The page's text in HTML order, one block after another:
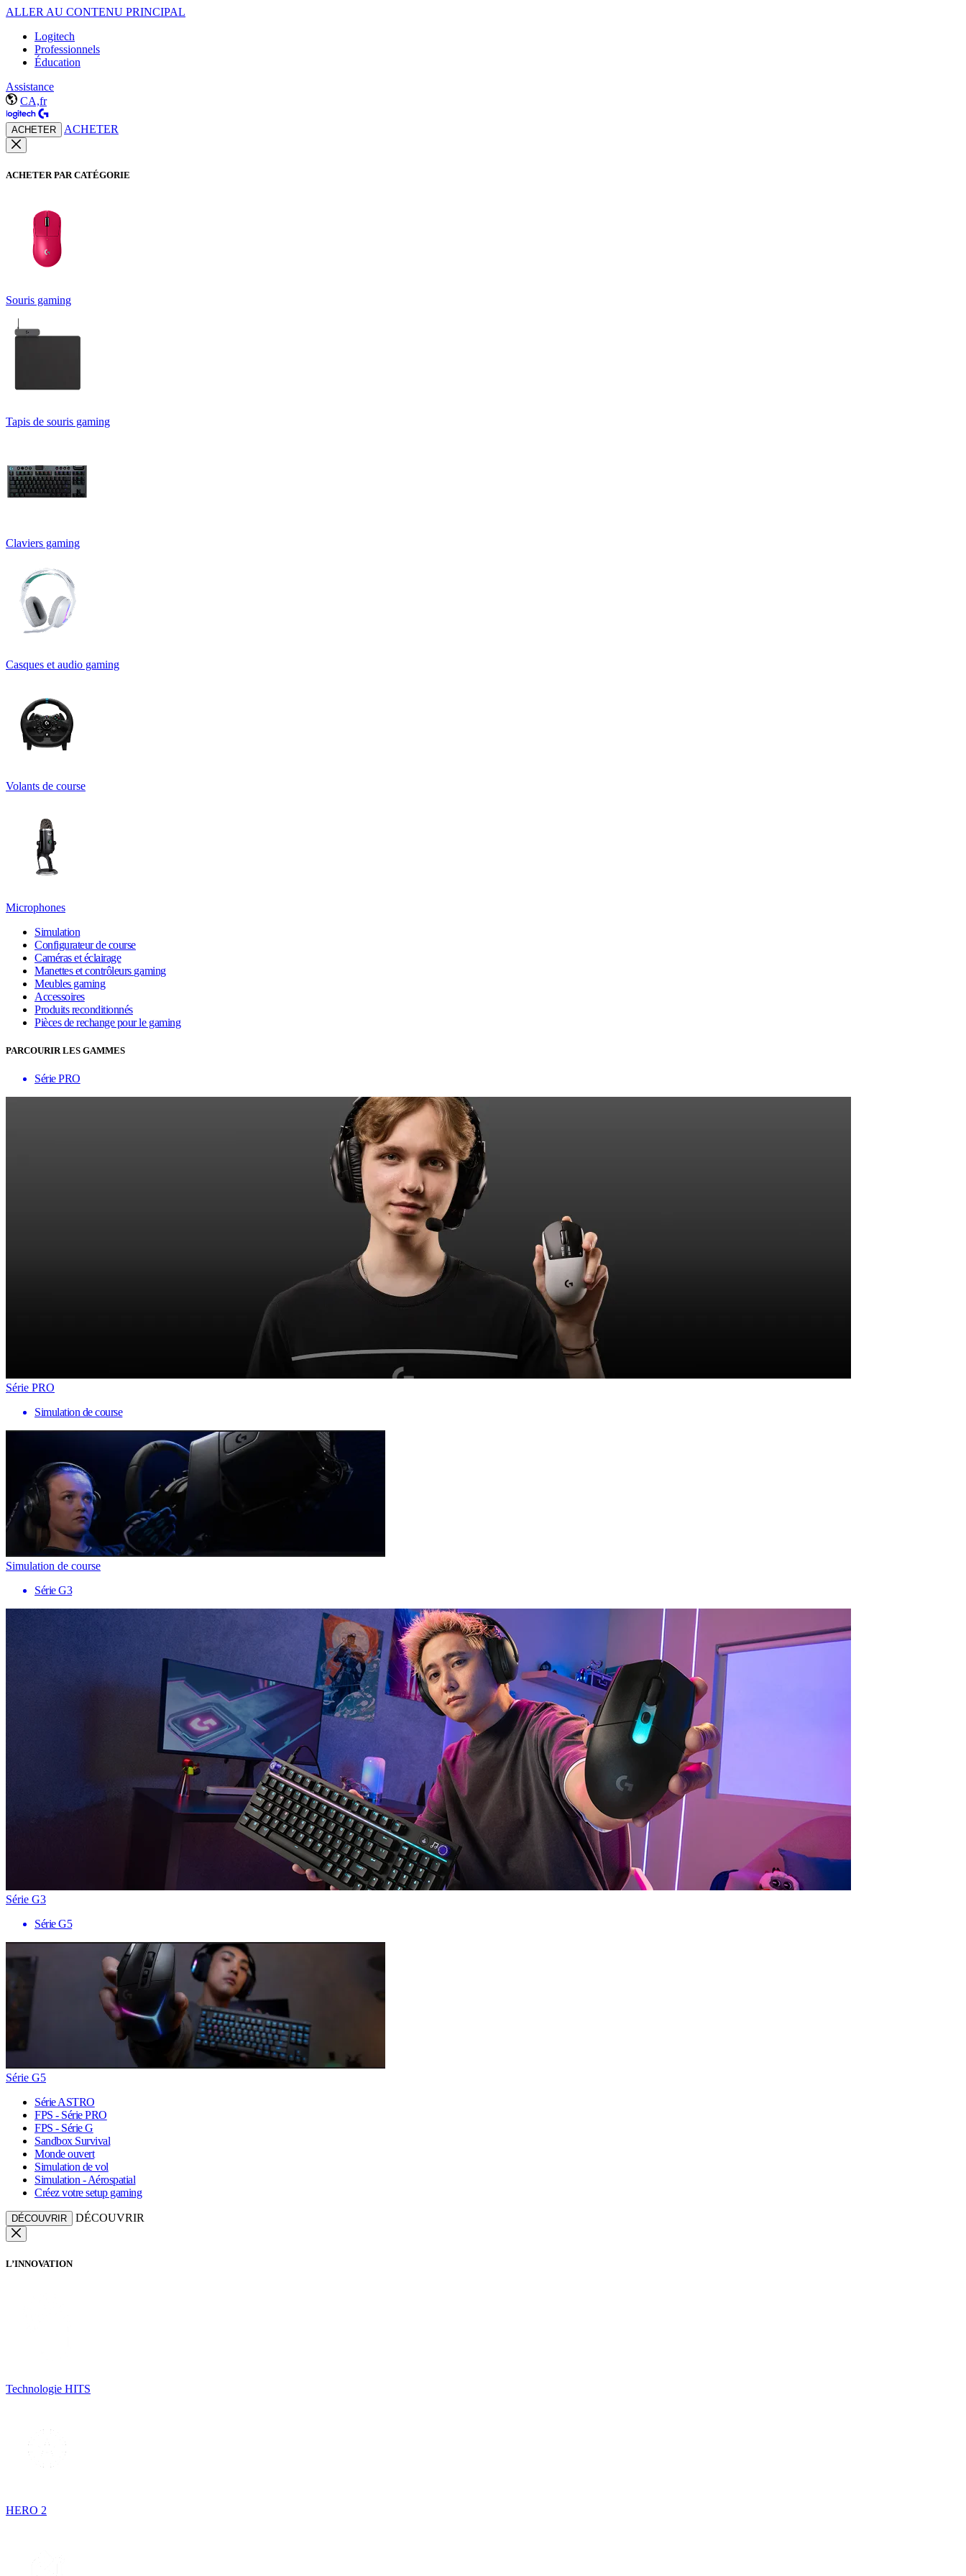
ALLER AU CONTENU PRINCIPAL
Logitech
Professionnels
Éducation
Assistance
CA,fr
ACHETER ACHETER
ACHETER PAR CATÉGORIE
Souris gaming
Tapis de souris gaming
Claviers gaming
Casques et audio gaming
Volants de course
Microphones
Simulation
Configurateur de course
Caméras et éclairage
Manettes et contrôleurs gaming
Meubles gaming
Accessoires
Produits reconditionnés
Pièces de rechange pour le gaming
PARCOURIR LES GAMMES
Série PRO
Série PRO
Simulation de course
Simulation de course
Série G3
Série G3
Série G5
Série G5
Série ASTRO
FPS - Série PRO
FPS - Série G
Sandbox Survival
Monde ouvert
Simulation de vol
Simulation - Aérospatial
Créez votre setup gaming
DÉCOUVRIR DÉCOUVRIR
L’INNOVATION
Technologie HITS
HERO 2